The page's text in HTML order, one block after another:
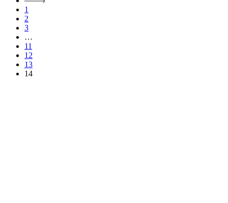
1
2
3
…
11
12
13
14